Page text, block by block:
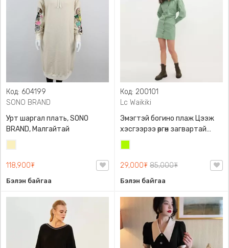
Код: 604199
SONO BRAND
Урт шаргал плать, SONO
BRAND, Малгайтай
Блонд/
118,900₮
Бэлэн байгаа
Код: 200101
Lc Waikiki
Эмэгтэй богино плаж Цээж
хэсгээрээ өргөн загвартай
Бэлхүүс маш нарийхан
харагдуулах загвартай , Lc
Waikiki, 100% даавуу
29,000₮ 85,000₮
Бэлэн байгаа